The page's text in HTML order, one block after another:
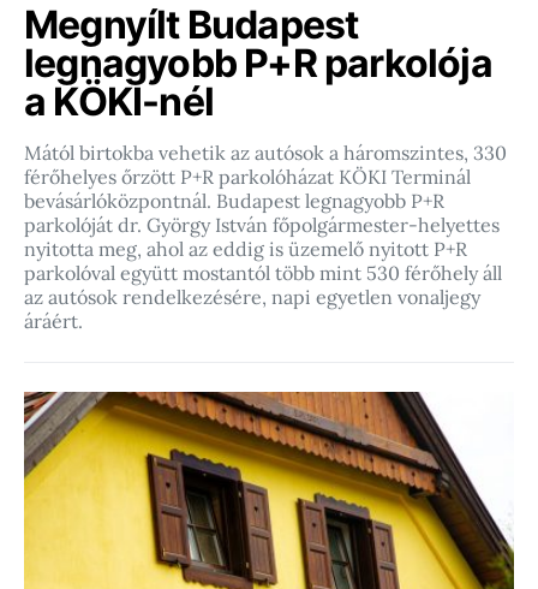
Megnyílt Budapest
legnagyobb P+R parkolója
a KÖKI-nél
Mától birtokba vehetik az autósok a háromszintes, 330
férőhelyes őrzött P+R parkolóházat KÖKI Terminál
bevásárlóközpontnál. Budapest legnagyobb P+R
parkolóját dr. György István főpolgármester-helyettes
nyitotta meg, ahol az eddig is üzemelő nyitott P+R
parkolóval együtt mostantól több mint 530 férőhely áll
az autósok rendelkezésére, napi egyetlen vonaljegy
áráért.